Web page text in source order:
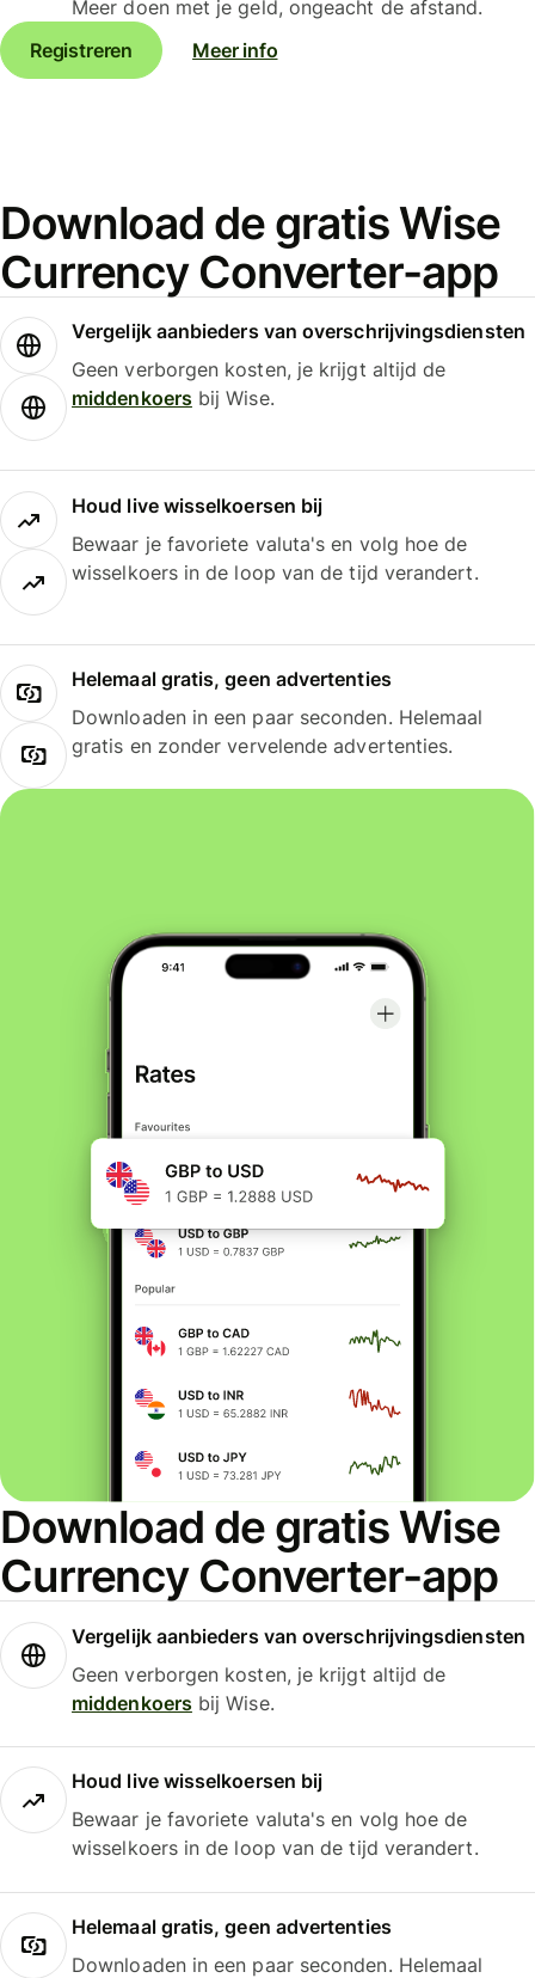
Meer doen met je geld, ongeacht de afstand.
Registreren
Meer info
Download de gratis Wise
Currency Converter-app
Vergelijk aanbieders van overschrijvingsdiensten
Geen verborgen kosten, je krijgt altijd de
middenkoersbij Wise.
Houd live wisselkoersen bij
Bewaar je favoriete valuta's en volg hoe de
wisselkoers in de loop van de tijd verandert.
Helemaal gratis, geen advertenties
Downloaden in een paar seconden. Helemaal
gratis en zonder vervelende advertenties.
Download de gratis Wise
Currency Converter-app
Vergelijk aanbieders van overschrijvingsdiensten
Geen verborgen kosten, je krijgt altijd de
middenkoersbij Wise.
Houd live wisselkoersen bij
Bewaar je favoriete valuta's en volg hoe de
wisselkoers in de loop van de tijd verandert.
Helemaal gratis, geen advertenties
Downloaden in een paar seconden. Helemaal